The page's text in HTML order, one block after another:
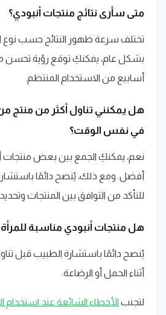
متى سأرى نتائج منتجات أنبودي؟
تختلف سرعة ظهور النتائج حسب نوع
أسابيع من الاستخدام المنتظم.
هل يمكنني تناول أكثر من منتج
في نفس الوقت؟
نعم، يمكنكِ الجمع بين بعض منتجات
أفضل. ومع ذلك، يُنصح دائمًا
للتأكد من التوافق بين المنتجات
هل منتجات أنبودي مناسبة
يُنصح دائمًا باستشارة الطبيب قبل
أثناء الحمل أو الرضاعة.
لتجنب الأخطاء الشائعة عند استخدام